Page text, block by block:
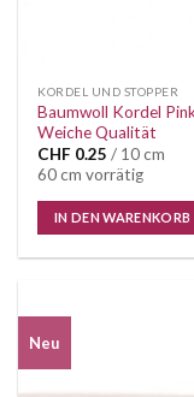
KORDEL UND STOPPER
Baumwoll Kordel
Weiche Qualität
CHF 0.25 / 10 cm
60 cm vorrätig
IN DEN WARENKORB
Neu